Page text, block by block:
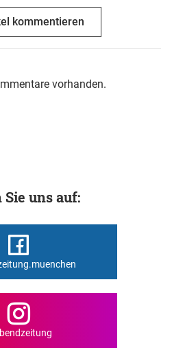
kommentieren
vorhanden.
Sie uns auf: